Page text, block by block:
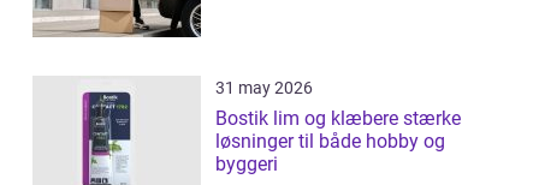
31 may 2026
Bostik lim og klæbere stærke
løsninger til både hobby og
byggeri